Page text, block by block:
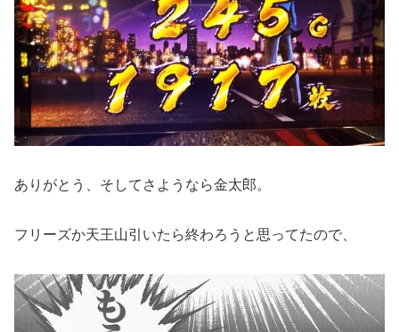
ありがとう、そしてさようなら金太郎。
フリーズか天王山引いたら終わろうと思ってたので、